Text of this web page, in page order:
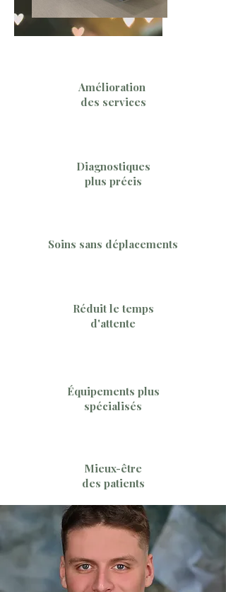
Amélioration
des services
Diagnostiques
plus précis
Soins sans déplacements
Réduit le temps
d'attente
Équipements plus
spécialisés
Mieux-être
des patients